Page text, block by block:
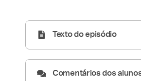
Texto do episódio
Comentários dos